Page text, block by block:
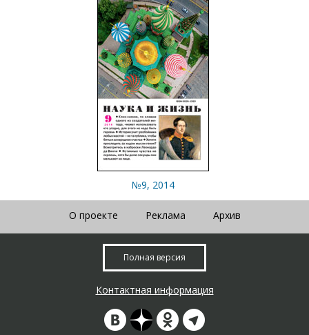
№9, 2014
О проекте Реклама Архив
Полная версия
Контактная информация